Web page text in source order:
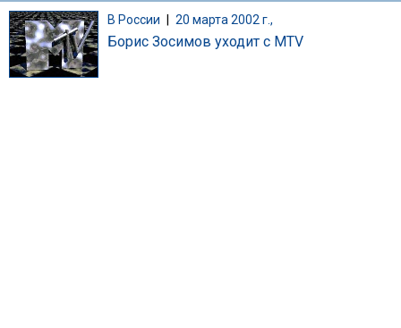
В России | 20 марта 2002 г.,
Борис Зосимов уходит с MTV